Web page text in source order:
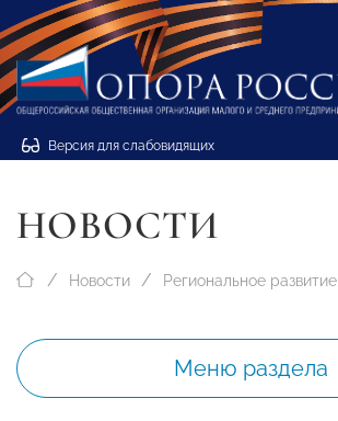
Версия для слабовидящих
НОВОСТИ
Новости Региональное развитие
Меню раздела